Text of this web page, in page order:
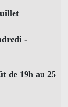
-
de 19h au 25